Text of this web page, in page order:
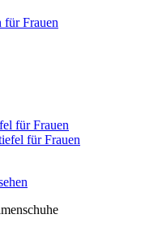
für Frauen
für Frauen
für Frauen